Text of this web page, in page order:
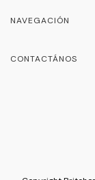
NAVEGACIÓN
CONTACTÁNOS